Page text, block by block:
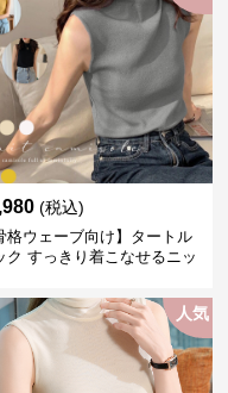
(税込)
格ウェーブ向け】タートル
ク すっきり着こなせるニッ
人気